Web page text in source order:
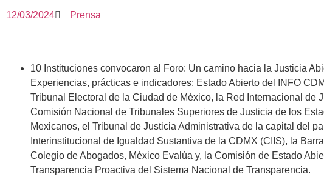
12/03/2024 Prensa
10 Instituciones convocaron al Foro: Un camino hacia la Justicia
Experiencias, prácticas e indicadores: Estado Abierto del INFO
Tribunal Electoral de la Ciudad de México, la Red Internacional de
Comisión Nacional de Tribunales Superiores de Justicia de los
Mexicanos, el Tribunal de Justicia Administrativa de la capital del
Interinstitucional de Igualdad Sustantiva de la CDMX (CIIS), la
Colegio de Abogados, México Evalúa y, la Comisión de Estado
Transparencia Proactiva del Sistema Nacional de Transparencia.